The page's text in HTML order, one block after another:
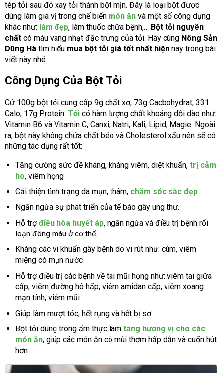
tép tỏi sau đó xay tỏi thành bột mịn. Đây là loại bột được
dùng làm gia vị trong chế biến món ăn và một số công dụng
khác như: làm đẹp, làm thuốc chữa bệnh,… Bột tỏi nguyên
chất có màu vàng nhạt đặc trưng của tỏi. Hãy cùng Nông Sản
Dũng Hà tìm hiểu mua bột tỏi giá tốt nhất hiện nay trong bài
viết này nhé.
Công Dụng Của Bột Tỏi
Cứ 100g bột tỏi cung cấp 9g chất xơ, 73g Cacbohydrat, 331
Calo, 17g Protein. Tỏi có hàm lượng chất khoáng dồi dào như:
Vitamin B6 và Vitamin C, Canxi, Natri, Kali, Lipid, Magie. Ngoài
ra, bột này không chứa chất béo và Cholesterol xấu nên sẽ có
những tác dụng rất tốt:
Tăng cường sức đề kháng, kháng viêm, diệt khuẩn, trị cảm
ho, viêm họng
Cải thiện tình trạng da mụn, thâm, chăm sóc sắc đẹp
Ngăn ngừa sự phát triển của tế bào gây ung thư.
Hỗ trợđiều hòa huyết áp, ngăn ngừa và điều trị bệnh rối
loạn đông máu ở cơ thể.
Kháng các vi khuẩn gây bệnh do vi rút như: cúm, viêm
miệng có mụn nước
Hỗ trợ điều trị các bệnh về tai mũi họng như: viêm tai giữa
cấp, viêm đường hô hấp, viêm amidan cấp, viêm xoang
mạn tính, viêm mũi
Giúp làm mượt tóc, hết rụng và hết bị sơ
Bột tỏi dùng trong ẩm thực làm tăng hương vị cho các
món ăn, giúp các món ăn có mùi thơm hấp dẫn và cuốn hút
hơn